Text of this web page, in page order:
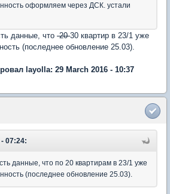
оформляем через ДСК. устали
данные, что 2030 квартир в 23/1 уже
(последнее обновление 25.03).
layolla: 29 March 2016 - 10:37
07:24:
данные, что по 20 квартирам в 23/1 уже
(последнее обновление 25.03).